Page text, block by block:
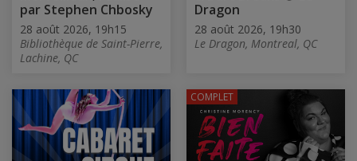
par Stephen Chbosky
28 août 2026, 19h15
Bibliothèque de Saint-Pierre,
Lachine, QC
Dragon
28 août 2026, 19h30
Le Dragon, Montreal, QC
COMPLET